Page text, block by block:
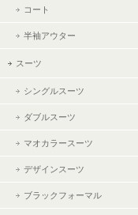
コート
半袖アウター
スーツ
シングルスーツ
ダブルスーツ
マオカラースーツ
デザインスーツ
ブラックフォーマル